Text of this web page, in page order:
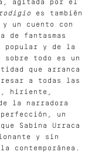
agitada por el
es también
un cuento con
fantasmas
popular y de la
todo es un
que arranca
a todas las
hiriente,
la narradora
un
Sabina Urraca
y sin
contemporánea.